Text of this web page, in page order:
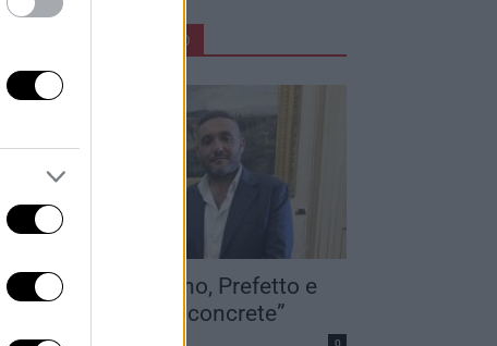
ARTICOLI IN PRIMO PIANO
Sparatoria a Terzigno, Prefetto e
sindaco: “Risposte concrete”
Carmen Cretoso 0